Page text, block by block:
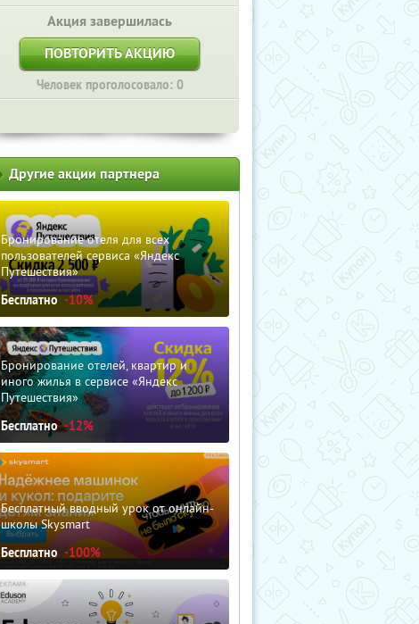
Акция завершилась
ПОВТОРИТЬ АКЦИЮ
Человек проголосовало: 0
Другие акции партнера
Бронирование отеля для всех
пользователей сервиса «Яндекс
Путешествия»
Бесплатно -10%
Бронирование отелей, квартир и
иного жилья в сервисе «Яндекс
Путешествия»
Бесплатно -12%
Бесплатный вводный урок от онлайн-
школы Skysmart
Бесплатно -100%